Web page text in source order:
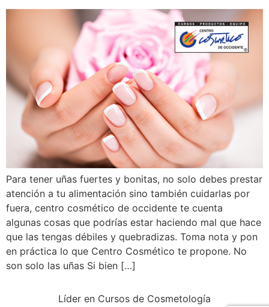
Para tener uñas fuertes y bonitas, no solo debes prestar
atención a tu alimentación sino también cuidarlas por
fuera, centro cosmético de occidente te cuenta
algunas cosas que podrías estar haciendo mal que hace
que las tengas débiles y quebradizas. Toma nota y pon
en práctica lo que Centro Cosmético te propone. No
son solo las uñas Si bien […]
Líder en Cursos de Cosmetología